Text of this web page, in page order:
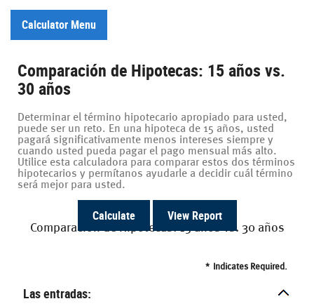
Calculator Menu
Comparación de Hipotecas: 15 años vs.
30 años
Determinar el término hipotecario apropiado para usted,
puede ser un reto. En una hipoteca de 15 años, usted
pagará significativamente menos intereses siempre y
cuando usted pueda pagar el pago mensual más alto.
Utilice esta calculadora para comparar estos dos términos
hipotecarios y permítanos ayudarle a decidir cuál término
será mejor para usted.
Comparación de Hipotecas: 15 años vs. 30 años
* Indicates Required.
Las entradas: